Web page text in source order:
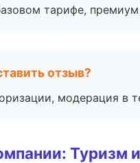
тарифе,
отзыв?
модерация в
Туризм